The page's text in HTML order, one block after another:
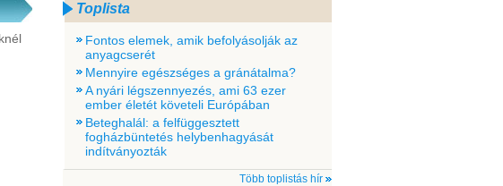
Toplista
Fontos elemek, amik befolyásolják az
anyagcserét
Mennyire egészséges a gránátalma?
A nyári légszennyezés, ami 63 ezer
ember életét követeli Európában
Beteghalál: a felfüggesztett
fogházbüntetés helybenhagyását
indítványozták
Több toplistás hír